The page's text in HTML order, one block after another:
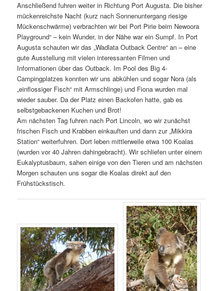
Anschließend fuhren weiter in Richtung Port Augusta. Die bisher
mückenreichste Nacht (kurz nach Sonnenuntergang riesige
Mückenschwärme) verbrachten wir bei Port Pirie beim Newoora
Playground“ – kein Wunder, in der Nähe war ein Sumpf. In Port
Augusta schauten wir das „Wadlata Outback Centre“ an – eine
gute Ausstellung mit vielen interessanten Filmen und
Informationen über das Outback. Im Pool des Big 4-
Campingplatzes konnten wir uns abkühlen und sogar Nora (als
„einflossiger Fisch“ mit Armschlinge) und Fiona wurden mal
wieder sauber. Da der Platz einen Backofen hatte, gab es
selbstgebackenen Kuchen und Brot!
Am nächsten Tag fuhren nach Port Lincoln, wo wir zunächst
frischen Fisch und Krabben einkauften und dann zur „Mikkira
Station“ weiterfuhren. Dort leben mittlerweile etwa 100 Koalas
(wurden vor 40 Jahren dahingebracht). Wir schliefen unter einem
Eukalyptusbaum, sahen einige von den Tieren und am nächsten
Morgen schauten uns sogar die Koalas direkt auf den
Frühstückstisch.